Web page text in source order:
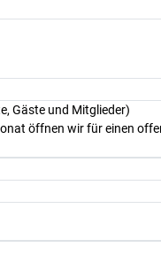
Gäste und Mitglieder)
öffnen wir für einen